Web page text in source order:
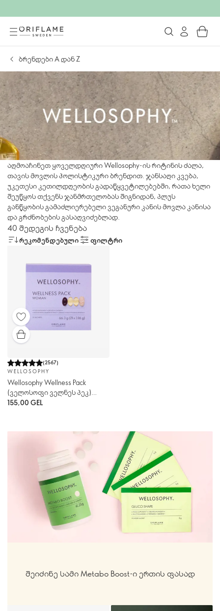
ბრენდები А დან Z
აღმოაჩინეთ ყოველდღიური Wellosophy-ის რიტინის ძალა,
თავის მოვლის ჰოლისტიკური ბრენდით. ჯანსაღი კვება,
უკეთესი კეთილდღეობის გადაწყვეტილებებში, რათა ხელი
შეუწყოს თქვენს ჯანმრთელობას შიგნიდან, პლუს
განწყობის გამაძლიერებელი ვეგანური კანის მოვლა კანისა
და გრძნობების გასაღვიძებლად.
40 შედეგის ჩვენება
ᲠᲔᲙᲝᲛᲔᲜᲓᲔᲑᲣᲚᲘ ᲤᲘᲚᲢᲠᲘ
შეიძინე სამი Metabo Boost-ი ერთის ფასად
(2567)
WELLOSOPHY
Wellosophy Wellness Pack
(ველოსოფი ველნეს პეკ)
ქალებისთვის
155,00 GEL